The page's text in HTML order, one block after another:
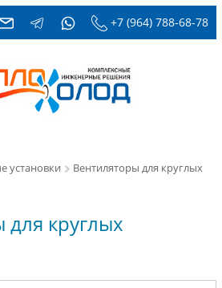
+7 (964) 788-68-78
установки
Вентиляторы для круглых
для круглых